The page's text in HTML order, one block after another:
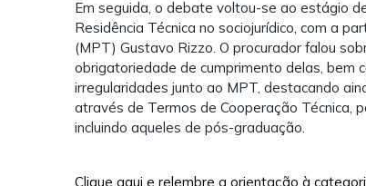
Em seguida, o debate voltou-se ao estágio
Residência Técnica no sociojurídico, com a
(MPT) Gustavo Rizzo. O procurador falou
obrigatoriedade de cumprimento delas, bem
irregularidades junto ao MPT, destacando
através de Termos de Cooperação Técnica,
incluindo aqueles de pós-graduação.
Clique aqui e relembre a orientação à